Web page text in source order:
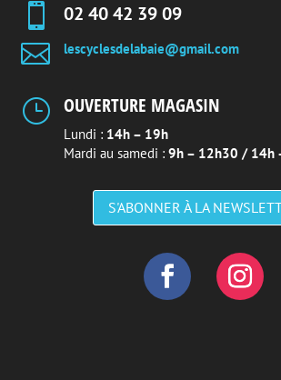
 02 40 42 39 09
 lescyclesdelabaie@gmail.com
} OUVERTURE MAGASIN
Lundi : 14h – 19h
Mardi au samedi : 9h – 12h30 / 14h
S'ABONNER À LA